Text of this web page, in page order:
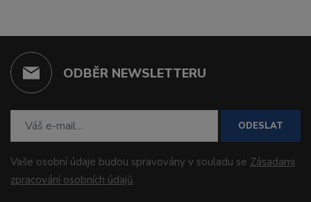
ODBĚR NEWSLETTERU
ODESLAT
Vaše osobní údaje budou spravovány v souladu se Zásadami
zpracování osobních údajů.